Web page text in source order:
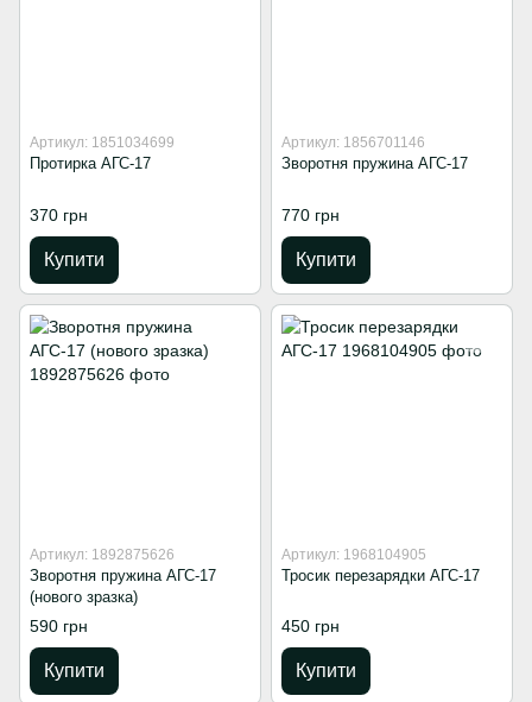
Артикул: 1851034699
Протирка АГС-17
370 грн
Купити
Артикул: 1856701146
Зворотня пружина АГС-17
770 грн
Купити
Артикул: 1892875626
Зворотня пружина АГС-17
(нового зразка)
590 грн
Купити
Артикул: 1968104905
Тросик перезарядки АГС-17
450 грн
Купити